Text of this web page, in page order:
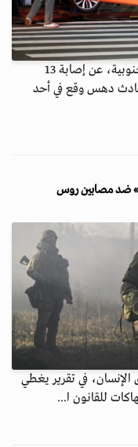
أعلنت الشرطة وسلطات الإطفاء في كوريا الجنوبية، عن إصابة 13
دهس وقع في أحد
ضد مصابين روس
الإنسان، في تقرير يغطي